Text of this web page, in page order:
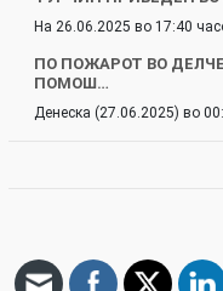
На 26.06.2025 во 17:40
ПО ПОЖАРОТ ВО
ПОМОШ…
Денеска (27.06.2025) во